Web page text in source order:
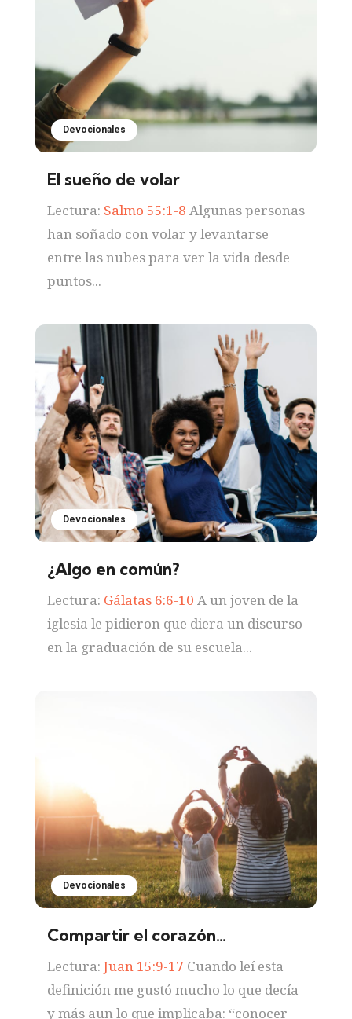
Devocionales
El sueño de volar
Lectura: Salmo 55:1-8 Algunas personas
han soñado con volar y levantarse
entre las nubes para ver la vida desde
puntos...
Devocionales
¿Algo en común?
Lectura: Gálatas 6:6-10 A un joven de la
iglesia le pidieron que diera un discurso
en la graduación de su escuela...
Devocionales
Compartir el corazón…
Lectura: Juan 15:9-17 Cuando leí esta
definición me gustó mucho lo que decía
y más aun lo que implicaba: “conocer